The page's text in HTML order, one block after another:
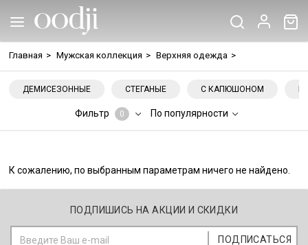
Главная > Мужская коллекция > Верхняя одежда >
ДЕМИСЕЗОННЫЕ СТЕГАНЫЕ С КАПЮШОНОМ
Фильтр 0 По популярности
К сожалению, по выбранным параметрам ничего не найдено.
ПОДПИШИСЬ НА АКЦИИ И СКИДКИ